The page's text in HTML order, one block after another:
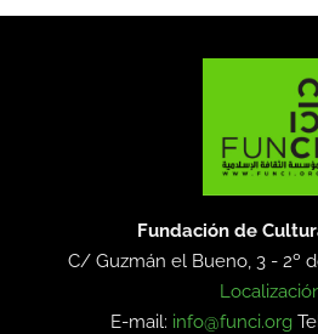
Fundación de
C/ Guzmán el Bueno, 3 - 2º
E-mail: info@funci.org